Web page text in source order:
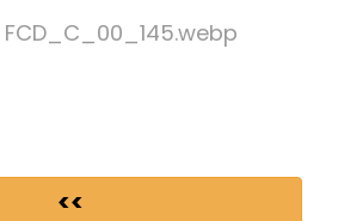
FCD_C_00_145.webp
<<